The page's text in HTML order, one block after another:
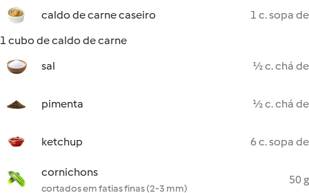
caldo de carne caseiro
1 c. sopa de
1 cubo de caldo de carne
sal
½ c. chá de
pimenta ½ c. chá de
ketchup 6 c. sopa de
cornichons
cortados em fatias finas (2-3 mm)
50 g